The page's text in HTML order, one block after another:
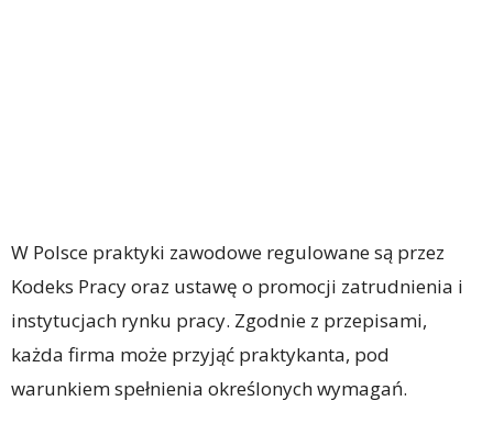
W Polsce praktyki zawodowe regulowane są przez
Kodeks Pracy oraz ustawę o promocji zatrudnienia i
instytucjach rynku pracy. Zgodnie z przepisami,
każda firma może przyjąć praktykanta, pod
warunkiem spełnienia określonych wymagań.